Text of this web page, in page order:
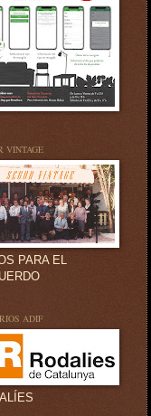
VINTAGE
PARA EL
ADIF